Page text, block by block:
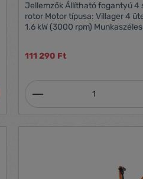
a kívánt
Jellemzők Állítható fogantyú 4 standard
rotor Motor típusa: Villager 4 ütemű, 79 cm³,
1.6 kW (3000 rpm) Munkaszélesség: 430 mm
111 290 Ft